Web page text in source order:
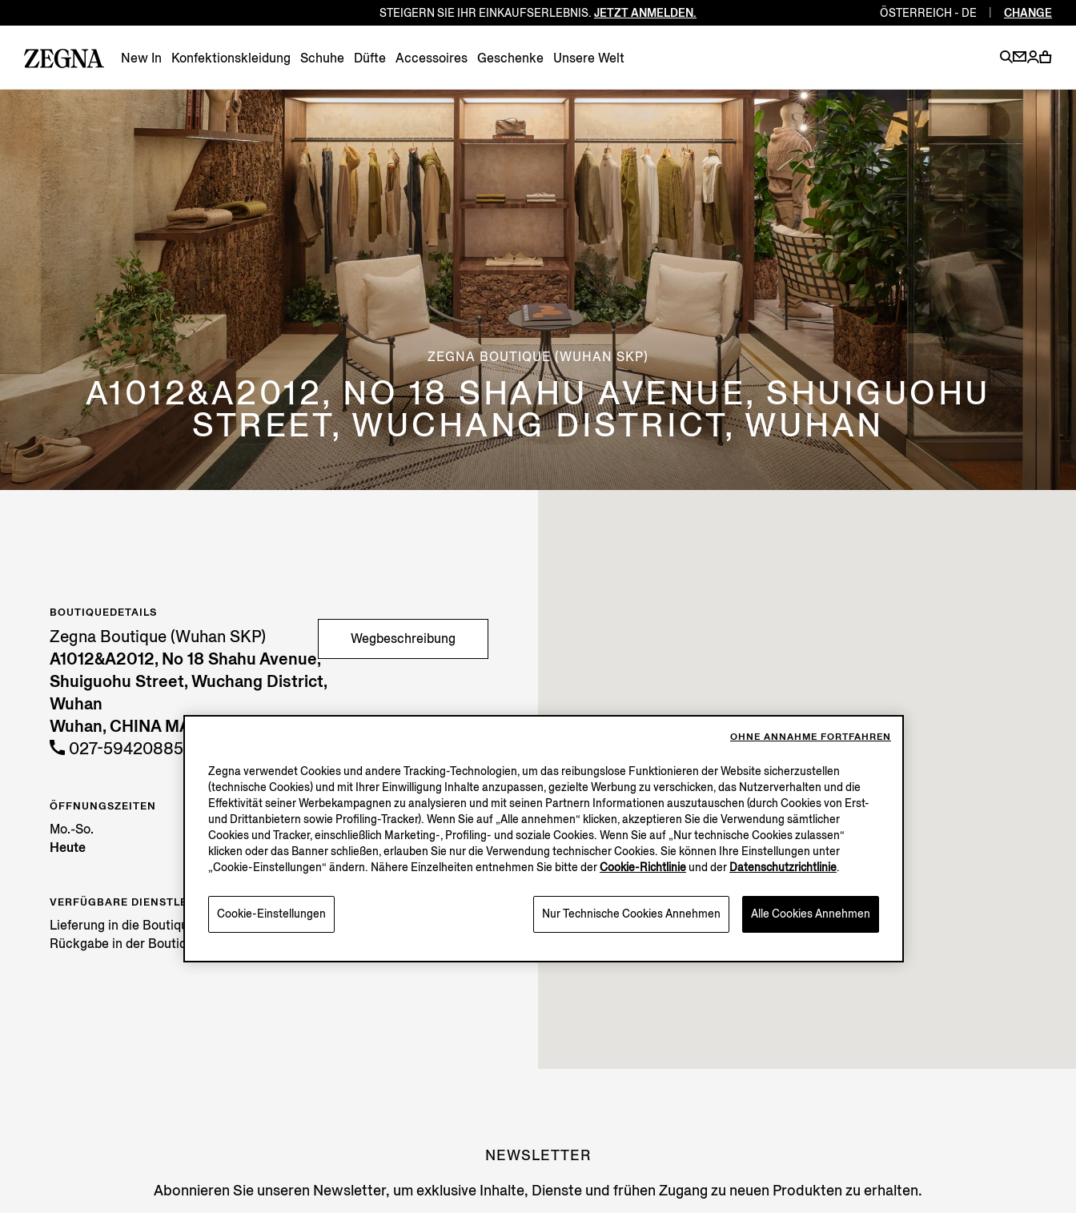
Luxembourg EN
Netherlands EN
Poland
Portugal
Romania
Slovakia
Slovenia
Spain EN
Sweden
Switzerland DE
Turkey
United Kingdom
STEIGERN SIE IHR EINKAUFSERLEBNIS. JETZT ANMELDEN. ÖSTERREICH - DE CHANGE
New In Konfektionskleidung Schuhe Düfte Accessoires Geschenke Unsere Welt
ZEGNA BOUTIQUE (WUHAN SKP)
A1012&A2012, NO 18 SHAHU AVENUE, SHUIGUOHU
STREET, WUCHANG DISTRICT, WUHAN
BOUTIQUEDETAILS
Zegna Boutique (Wuhan SKP)
A1012&A2012, No 18 Shahu Avenue,
Shuiguohu Street, Wuchang District,
Wuhan
Wuhan, CHINA MAINLAND
027-59420885
Wegbeschreibung
ÖFFNUNGSZEITEN
Mo.-So.
10.00-22.00
Heute
Geöffnet bis 22:00
VERFÜGBARE DIENSTLEISTUNGEN
Lieferung in die Boutique nicht verfügbar.
Rückgabe in der Boutique möglich. Erfahren Sie
NEWSLETTER
Abonnieren Sie unseren Newsletter, um exklusive Inhalte, Dienste und frühen Zugang zu neuen Produkten zu erhalten.
Zegna verwendet Cookies und andere Tracking-Technologien, um das reibungslose Funktionieren der Website sicherzustellen
(technische Cookies) und mit Ihrer Einwilligung Inhalte anzupassen, gezielte Werbung zu verschicken, das Nutzerverhalten und die
Effektivität seiner Werbekampagnen zu analysieren und mit seinen Partnern Informationen auszutauschen (durch Cookies von Erst-
und Drittanbietern sowie Profiling-Tracker). Wenn Sie auf „Alle annehmen“ klicken, akzeptieren Sie die Verwendung sämtlicher
Cookies und Tracker, einschließlich Marketing-, Profiling- und soziale Cookies. Wenn Sie auf „Nur technische Cookies zulassen“
klicken oder das Banner schließen, erlauben Sie nur die Verwendung technischer Cookies. Sie können Ihre Einstellungen unter
„Cookie-Einstellungen“ ändern. Nähere Einzelheiten entnehmen Sie bitte derCookie-Richtlinie und der Datenschutzrichtlinie.
Nur Technische Cookies Annehmen Alle Cookies Annehmen
Cookie-Einstellungen
OHNE ANNAHME FORTFAHREN